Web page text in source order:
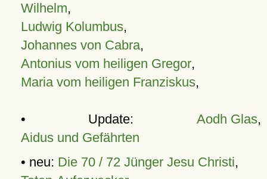
Wilhelm,
Ludwig Kolumbus,
Johannes von Cabra,
Antonius vom heiligen Gregor,
Maria vom heiligen Franziskus,
• Update: Aodh Glas,
Aidus und Gefährten
• neu: Die 70 / 72 Jünger Jesu Christi,